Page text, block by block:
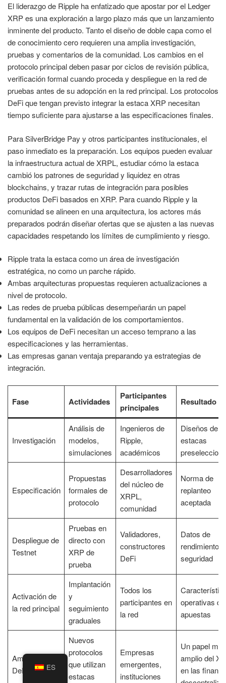
El liderazgo de Ripple ha enfatizado que apostar por el Ledger
XRP es una exploración a largo plazo más que un lanzamiento
inminente del producto. Tanto el diseño de doble capa como el
de conocimiento cero requieren una amplia investigación,
pruebas y comentarios de la comunidad. Los cambios en el
protocolo principal deben pasar por ciclos de revisión pública,
verificación formal cuando proceda y despliegue en la red de
pruebas antes de su adopción en la red principal. Los protocolos
DeFi que tengan previsto integrar la estaca XRP necesitan
tiempo suficiente para ajustarse a las especificaciones finales.
Para SilverBridge Pay y otros participantes institucionales, el
paso inmediato es la preparación. Los equipos pueden evaluar
la infraestructura actual de XRPL, estudiar cómo la estaca
cambió los patrones de seguridad y liquidez en otras
blockchains, y trazar rutas de integración para posibles
productos DeFi basados en XRP. Para cuando Ripple y la
comunidad se alineen en una arquitectura, los actores más
preparados podrán diseñar ofertas que se ajusten a las nuevas
capacidades respetando los límites de cumplimiento y riesgo.
Ripple trata la estaca como un área de investigación
estratégica, no como un parche rápido.
Ambas arquitecturas propuestas requieren actualizaciones a
nivel de protocolo.
Las redes de prueba públicas desempeñarán un papel
fundamental en la validación de los comportamientos.
Los equipos de DeFi necesitan un acceso temprano a las
especificaciones y las herramientas.
Las empresas ganan ventaja preparando ya estrategias de
integración.
Fase Actividades
Participantes
principales
Resultado
Investigación
Análisis de
modelos,
simulaciones
Ingenieros de
Ripple,
académicos
Diseños de
estacas
Especificación
Propuestas
formales de
protocolo
Desarrolladores
del núcleo de
XRPL,
comunidad
Norma de
replanteo
aceptada
Despliegue de
Testnet
Pruebas en
directo con
XRP de
prueba
Validadores,
constructores
DeFi
Datos de
rendimiento y
seguridad
Activación de
la red principal
Implantación
y
seguimiento
graduales
Todos los
participantes en
la red
operativas
apuestas
Ampliación
DeFi
Nuevos
protocolos
que utilizan
estacas
Empresas
emergentes,
instituciones
Un papel más
amplio del
en las
ES